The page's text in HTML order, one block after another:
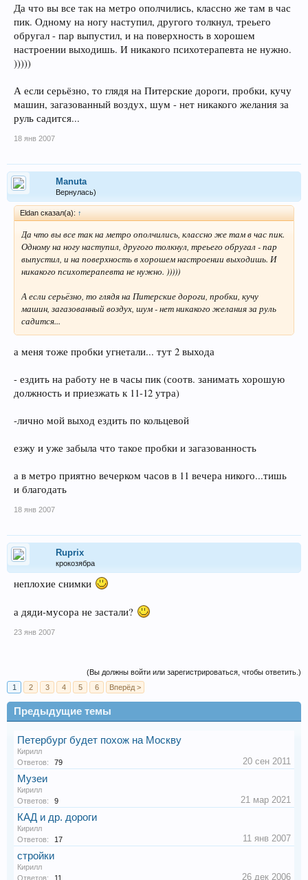
Да что вы все так на метро ополчились, классно же там в час
пик. Одному на ногу наступил, другого толкнул, треьего
обругал - пар выпустил, и на поверхность в хорошем
настроении выходишь. И никакого психотерапевта не нужно.
)))))
А если серьёзно, то глядя на Питерские дороги, пробки, кучу
машин, загазованный воздух, шум - нет никакого желания за
руль садится...
18 янв 2007
Manuta
Вернулась)
Eldan сказал(а): ↑
Да что вы все так на метро ополчились, классно же там в час пик.
Одному на ногу наступил, другого толкнул, треьего обругал - пар
выпустил, и на поверхность в хорошем настроении выходишь. И
никакого психотерапевта не нужно. )))))
А если серьёзно, то глядя на Питерские дороги, пробки, кучу
машин, загазованный воздух, шум - нет никакого желания за руль
садится...
а меня тоже пробки угнетали... тут 2 выхода
- ездить на работу не в часы пик (соотв. занимать хорошую
должность и приезжать к 11-12 утра)
-лично мой выход ездить по кольцевой
езжу и уже забыла что такое пробки и загазованность
а в метро приятно вечерком часов в 11 вечера никого...тишь
и благодать
18 янв 2007
Ruprix
крокозябра
неплохие снимки
а дяди-мусора не застали?
23 янв 2007
(Вы должны войти или зарегистрироваться, чтобы ответить.)
1
2 3 4 5 6 Вперёд >
Предыдущие темы
Петербург будет похож на Москву
Кирилл
Ответов:
79 20 сен 2011
Музеи
Кирилл
Ответов:
9 21 мар 2021
КАД и др. дороги
Кирилл
Ответов:
17 11 янв 2007
стройки
Кирилл
Ответов:
11 26 дек 2006